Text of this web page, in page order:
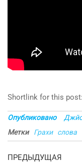
Shortlink for this post:
Опубликовано
Метки
Грахи слова
Предыдущая
ПРЕДЫДУЩАЯ